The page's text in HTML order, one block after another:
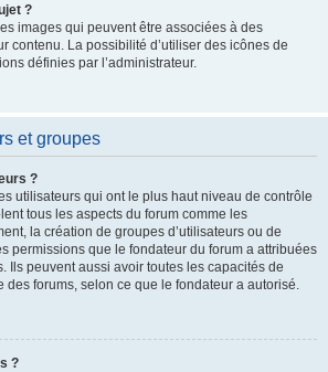
?
images qui peuvent être associées à des
contenu. La possibilité d’utiliser des icônes de
définies par l’administrateur.
et groupes
?
utilisateurs qui ont le plus haut niveau de contrôle
tous les aspects du forum comme les
la création de groupes d’utilisateurs ou de
permissions que le fondateur du forum a attribuées
Ils peuvent aussi avoir toutes les capacités de
des forums, selon ce que le fondateur a autorisé.
?